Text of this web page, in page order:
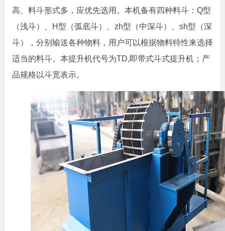
高、料斗形式多，应优先选用。本机备有四种料斗：Q型
（浅斗）、H型（弧底斗）、zh型（中深斗）、sh型（深
斗），分别输送各种物料，用户可以根据物料特性来选择
适当的料斗。本提升机代号为TD,即带式斗式提升机；产
品规格以斗宽表示。